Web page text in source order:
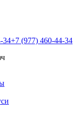
34+7 (977) 460-44-34